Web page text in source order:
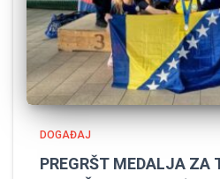
DOGAĐAJ
PREGRŠT MEDALJA ZA